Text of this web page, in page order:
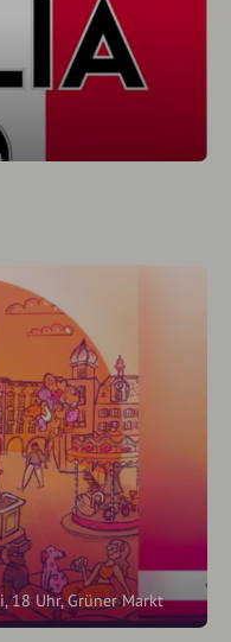
18 Uhr, Grüner Markt